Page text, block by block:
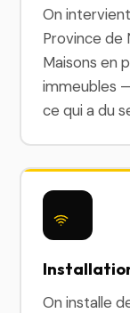
On
Province de
Maisons en
immeubles
ce qui a du
On installe